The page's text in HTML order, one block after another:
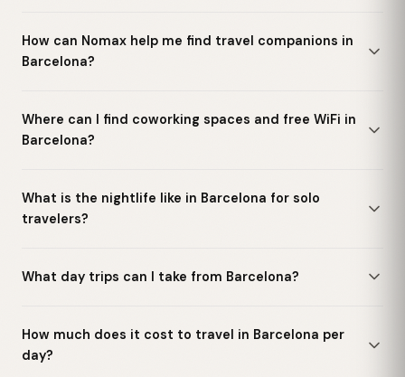
How can Nomax help me find travel companions in
Barcelona?
Where can I find coworking spaces and free WiFi in
Barcelona?
What is the nightlife like in Barcelona for solo
travelers?
What day trips can I take from Barcelona?
How much does it cost to travel in Barcelona per
day?